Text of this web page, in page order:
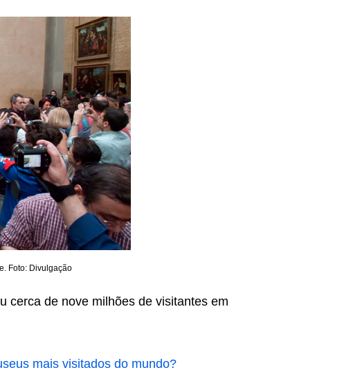
Foto: Divulgação
cerca de nove milhões de visitantes em
mais visitados do mundo?